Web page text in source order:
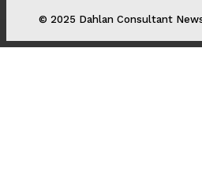
© 2025 Dahlan Consultant